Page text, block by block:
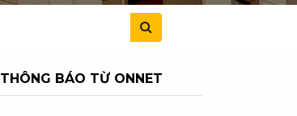
THÔNG BÁO TỪ ONNET